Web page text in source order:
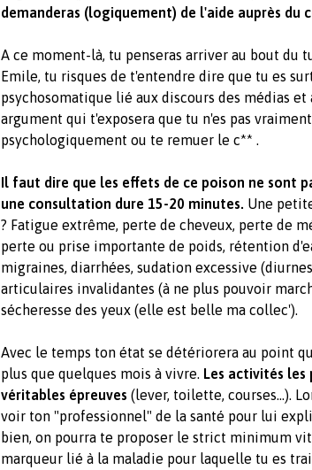
demanderas (logiquement) de l'aide auprès du
A ce moment-là, tu penseras arriver au bout du
Emile, tu risques de t'entendre dire que tu es
psychosomatique lié aux discours des médias
argument qui t'exposera que tu n'es pas
psychologiquement ou te remuer le c** .
Il faut dire que les effets de ce poison ne sont
une consultation dure 15-20 minutes. Une
? Fatigue extrême, perte de cheveux, perte de
perte ou prise importante de poids, rétention
migraines, diarrhées, sudation excessive
articulaires invalidantes (à ne plus pouvoir
sécheresse des yeux (elle est belle ma collec').
Avec le temps ton état se détériorera au point
plus que quelques mois à vivre. Les activités les
véritables épreuves (lever, toilette, courses...).
voir ton "professionnel" de la santé pour lui
bien, on pourra te proposer le strict minimum
marqueur lié à la maladie pour laquelle tu es